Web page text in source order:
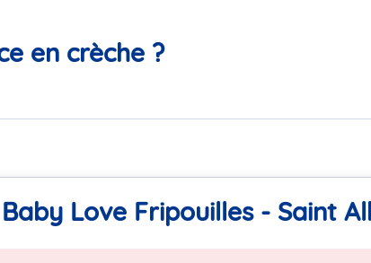
en crèche ?
Love Fripouilles - Saint